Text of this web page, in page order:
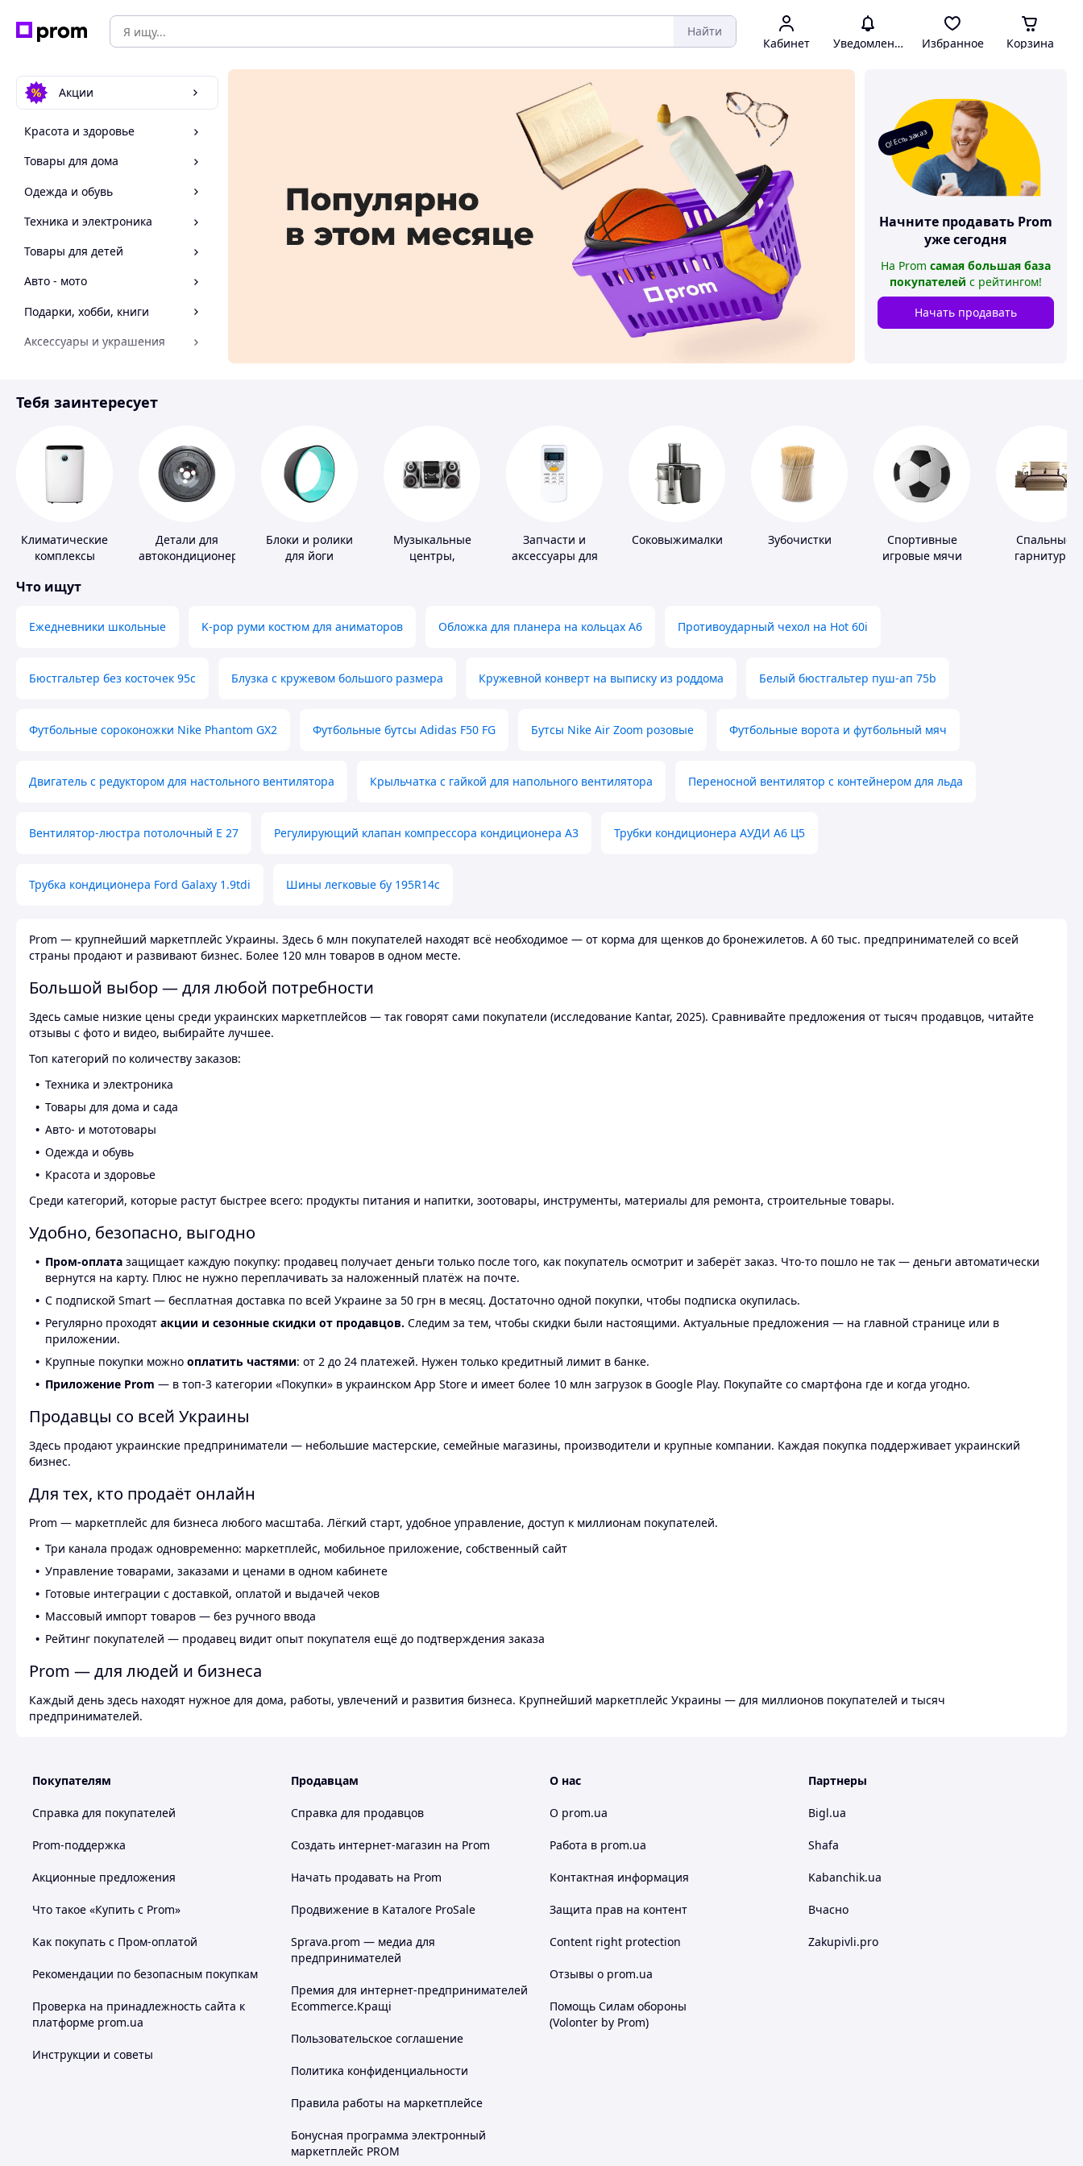
Найти
Кабинет Уведомления Избранное Корзина
Акции
Красота и здоровье
Товары для дома
Одежда и обувь
Техника и электроника
Товары для детей
Авто - мото
Подарки, хобби, книги
Аксессуары и украшения
Спорт и отдых
О! Есть заказ
Начните продавать Prom
уже сегодня
На Prom самая большая база
покупателей с рейтингом!
Начать продавать
Тебя заинтересует
Климатические
комплексы
Детали для
автокондиционеров
Блоки и ролики
для йоги
Музыкальные
центры,
Запчасти и
аксессуары для
Соковыжималки Зубочистки
Спортивные
игровые мячи
Спальные
гарнитуры
Что ищут
Ежедневники школьные K-pop руми костюм для аниматоров Обложка для планера на кольцах А6 Противоударный чехол на Hot 60i
Бюстгальтер без косточек 95с Блузка с кружевом большого размера Кружевной конверт на выписку из роддома Белый бюстгальтер пуш-ап 75b
Футбольные сороконожки Nike Phantom GX2 Футбольные бутсы Adidas F50 FG Бутсы Nike Air Zoom розовые Футбольные ворота и футбольный мяч
Двигатель с редуктором для настольного вентилятора Крыльчатка с гайкой для напольного вентилятора Переносной вентилятор с контейнером для льда
Вентилятор-люстра потолочный E 27 Регулирующий клапан компрессора кондиционера А3 Трубки кондиционера АУДИ А6 Ц5
Трубка кондиционера Ford Galaxy 1.9tdi Шины легковые бу 195R14c
Prom — крупнейший маркетплейс Украины. Здесь 6 млн покупателей находят всё необходимое — от корма для щенков до бронежилетов. А 60 тыс. предпринимателей со всей
страны продают и развивают бизнес. Более 120 млн товаров в одном месте.
Большой выбор — для любой потребности
Здесь самые низкие цены среди украинских маркетплейсов — так говорят сами покупатели (исследование Kantar, 2025). Сравнивайте предложения от тысяч продавцов, читайте
отзывы с фото и видео, выбирайте лучшее.
Топ категорий по количеству заказов:
Техника и электроника
Товары для дома и сада
Авто- и мототовары
Одежда и обувь
Красота и здоровье
Среди категорий, которые растут быстрее всего: продукты питания и напитки, зоотовары, инструменты, материалы для ремонта, строительные товары.
Удобно, безопасно, выгодно
Пром-оплата защищает каждую покупку: продавец получает деньги только после того, как покупатель осмотрит и заберёт заказ. Что-то пошло не так — деньги автоматически
вернутся на карту. Плюс не нужно переплачивать за наложенный платёж на почте.
С подпиской Smart — бесплатная доставка по всей Украине за 50 грн в месяц. Достаточно одной покупки, чтобы подписка окупилась.
Регулярно проходят акции и сезонные скидки от продавцов. Следим за тем, чтобы скидки были настоящими. Актуальные предложения — на главной странице или в
приложении.
Крупные покупки можно оплатить частями: от 2 до 24 платежей. Нужен только кредитный лимит в банке.
Приложение Prom — в топ-3 категории «Покупки» в украинском App Store и имеет более 10 млн загрузок в Google Play. Покупайте со смартфона где и когда угодно.
Продавцы со всей Украины
Здесь продают украинские предприниматели — небольшие мастерские, семейные магазины, производители и крупные компании. Каждая покупка поддерживает украинский
бизнес.
Для тех, кто продаёт онлайн
Prom — маркетплейс для бизнеса любого масштаба. Лёгкий старт, удобное управление, доступ к миллионам покупателей.
Три канала продаж одновременно: маркетплейс, мобильное приложение, собственный сайт
Управление товарами, заказами и ценами в одном кабинете
Готовые интеграции с доставкой, оплатой и выдачей чеков
Массовый импорт товаров — без ручного ввода
Рейтинг покупателей — продавец видит опыт покупателя ещё до подтверждения заказа
Prom — для людей и бизнеса
Каждый день здесь находят нужное для дома, работы, увлечений и развития бизнеса. Крупнейший маркетплейс Украины — для миллионов покупателей и тысяч
предпринимателей.
Покупателям
Справка для покупателей
Prom-поддержка
Акционные предложения
Что такое «Купить с Prom»
Как покупать с Пром-оплатой
Рекомендации по безопасным покупкам
Проверка на принадлежность сайта к
платформе prom.ua
Инструкции и советы
Продавцам
Справка для продавцов
Создать интернет-магазин на Prom
Начать продавать на Prom
Продвижение в Каталоге ProSale
Sprava.prom — медиа для
предпринимателей
Премия для интернет-предпринимателей
Ecommerce.Кращі
Пользовательское соглашение
Политика конфиденциальности
Правила работы на маркетплейсе
Бонусная программа электронный
маркетплейс PROM
О нас
О prom.ua
Работа в prom.ua
Контактная информация
Защита прав на контент
Content right protection
Отзывы о prom.ua
Помощь Силам обороны
(Volonter by Prom)
Партнеры
Bigl.ua
Shafa
Kabanchik.ua
Вчасно
Zakupivli.pro